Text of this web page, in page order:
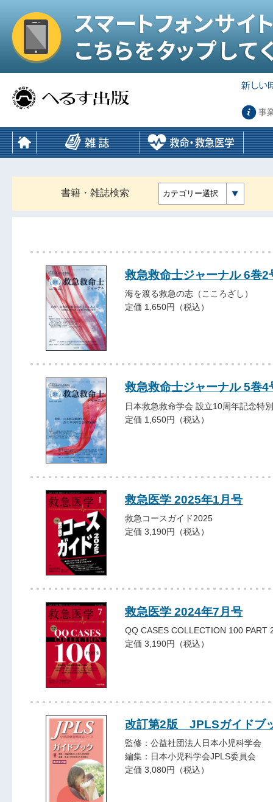
事
書籍・雑誌検索 カテゴリー選択
救急救命士ジャーナル 6巻
海を渡る救急の志（こころざし）
定価 1,650円（税込）
救急救命士ジャーナル 5巻
日本救急救命学会 設立10周年記念特
定価 1,650円（税込）
救急医学 2025年1月号
救急コースガイド2025
定価 3,190円（税込）
救急医学 2024年7月号
QQ CASES COLLECTION 100 PART
定価 3,190円（税込）
改訂第2版 JPLSガイドブ
監修：公益社団法人日本小児科学会
編集：日本小児科学会JPLS委員会
定価 3,080円（税込）